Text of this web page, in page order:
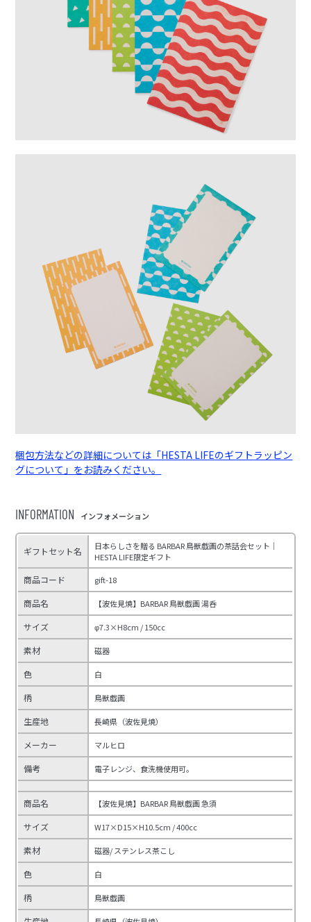
梱包方法などの詳細については「HESTA LIFEのギフトラッピン
グについて」をお読みください。
INFORMATION インフォメーション
ギフトセット名
日本らしさを贈る BARBAR 鳥獣戯画の茶話会セット｜
HESTA LIFE限定ギフト
商品コード gift-18
商品名 【波佐見焼】BARBAR 鳥獣戯画 湯呑
サイズ φ7.3×H8cm / 150cc
素材 磁器
色 白
柄 鳥獣戯画
生産地 長崎県（波佐見焼）
メーカー マルヒロ
備考 電子レンジ、食洗機使用可。
商品名 【波佐見焼】BARBAR 鳥獣戯画 急須
サイズ W17×D15×H10.5cm / 400cc
素材 磁器/ ステンレス茶こし
色 白
柄 鳥獣戯画